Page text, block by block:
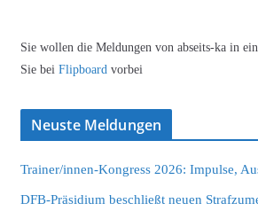
Sie wollen die Meldungen von abseits-ka in
Sie bei Flipboard vorbei
Neuste Meldungen
Trainer/innen-Kongress 2026: Impulse,
DFB-Präsidium beschließt neuen